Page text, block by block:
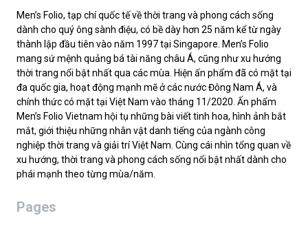
Men’s Folio, tạp chí quốc tế về thời trang và phong cách sống
dành cho quý ông sành điệu, có bề dày hơn 25 năm kể từ ngày
thành lập đầu tiên vào năm 1997 tại Singapore. Men’s Folio
mang sứ mệnh quảng bá tài năng châu Á, cũng như xu hướng
thời trang nổi bật nhất qua các mùa. Hiện ấn phẩm đã có mặt tại
đa quốc gia, hoạt động mạnh mẽ ở các nước Đông Nam Á, và
chính thức có mặt tại Việt Nam vào tháng 11/2020. Ấn phẩm
Men’s Folio Vietnam hội tụ những bài viết tinh hoa, hình ảnh bắt
mắt, giới thiệu những nhân vật danh tiếng của ngành công
nghiệp thời trang và giải trí Việt Nam. Cùng cái nhìn tổng quan về
xu hướng, thời trang và phong cách sống nổi bật nhất dành cho
phái mạnh theo từng mùa/năm.
Pages